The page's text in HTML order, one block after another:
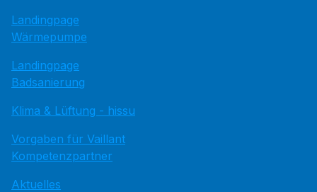
Landingpage
Wärmepumpe
Landingpage
Badsanierung
Klima & Lüftung - hissu
Vorgaben für Vaillant
Kompetenzpartner
Aktuelles